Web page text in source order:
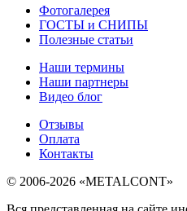
Фотогалерея
ГОСТЫ и СНИПЫ
Полезные статьи
Наши термины
Наши партнеры
Видео блог
Отзывы
Оплата
Контакты
© 2006-2026 «METALCONT»